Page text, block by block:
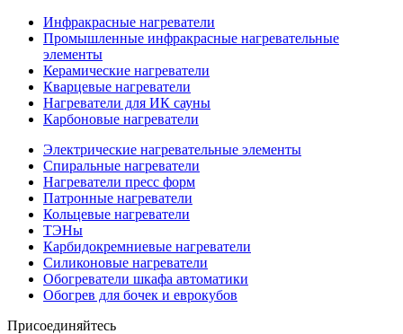
Инфракрасные нагреватели
Промышленные инфракрасные нагревательные
элементы
Керамические нагреватели
Кварцевые нагреватели
Нагреватели для ИК сауны
Карбоновые нагреватели
Электрические нагревательные элементы
Спиральные нагреватели
Нагреватели пресс форм
Патронные нагреватели
Кольцевые нагреватели
ТЭНы
Карбидокремниевые нагреватели
Силиконовые нагреватели
Обогреватели шкафа автоматики
Обогрев для бочек и еврокубов
Присоединяйтесь